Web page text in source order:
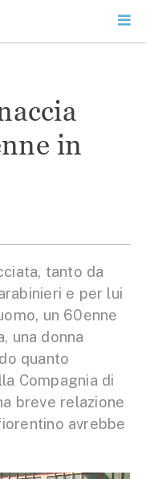
in
tanto da
e per lui
un 60enne
una donna
quanto
Compagnia di
breve relazione
avrebbe